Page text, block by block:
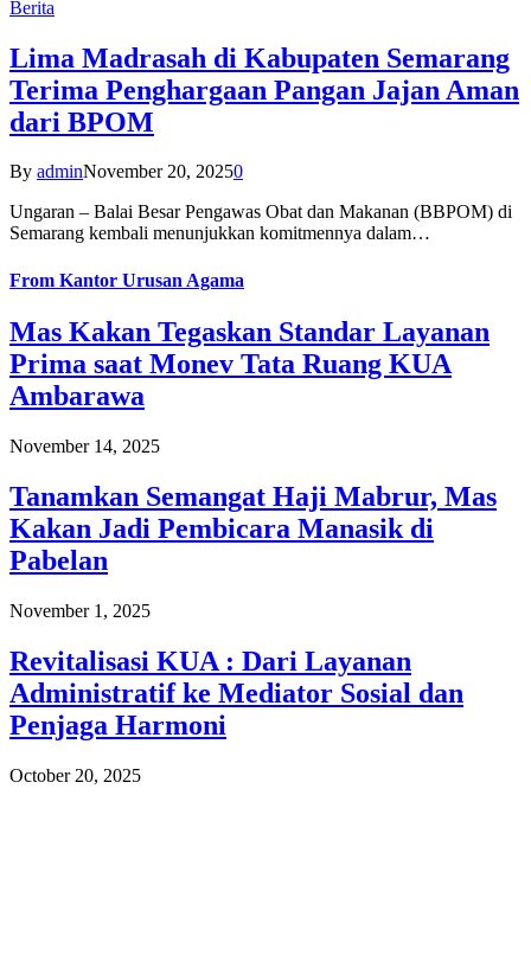
Berita
Lima Madrasah di Kabupaten Semarang
Terima Penghargaan Pangan Jajan Aman
dari BPOM
By adminNovember 20, 20250
Ungaran – Balai Besar Pengawas Obat dan Makanan (BBPOM) di
Semarang kembali menunjukkan komitmennya dalam…
From Kantor Urusan Agama
Mas Kakan Tegaskan Standar Layanan
Prima saat Monev Tata Ruang KUA
Ambarawa
November 14, 2025
Tanamkan Semangat Haji Mabrur, Mas
Kakan Jadi Pembicara Manasik di
Pabelan
November 1, 2025
Revitalisasi KUA : Dari Layanan
Administratif ke Mediator Sosial dan
Penjaga Harmoni
October 20, 2025